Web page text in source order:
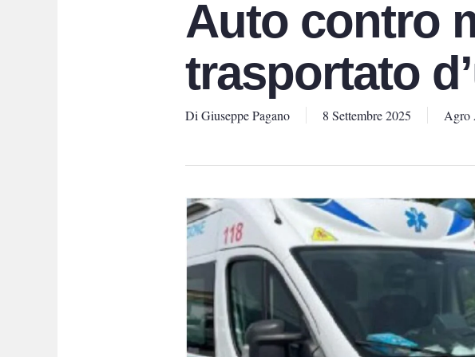
Auto contro
trasportato
Di Giuseppe Pagano 8 Settembre 2025 Agro